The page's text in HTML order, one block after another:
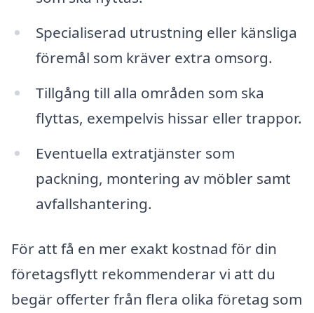
Specialiserad utrustning eller känsliga
föremål som kräver extra omsorg.
Tillgång till alla områden som ska
flyttas, exempelvis hissar eller trappor.
Eventuella extratjänster som
packning, montering av möbler samt
avfallshantering.
För att få en mer exakt kostnad för din
företagsflytt rekommenderar vi att du
begär offerter från flera olika företag som